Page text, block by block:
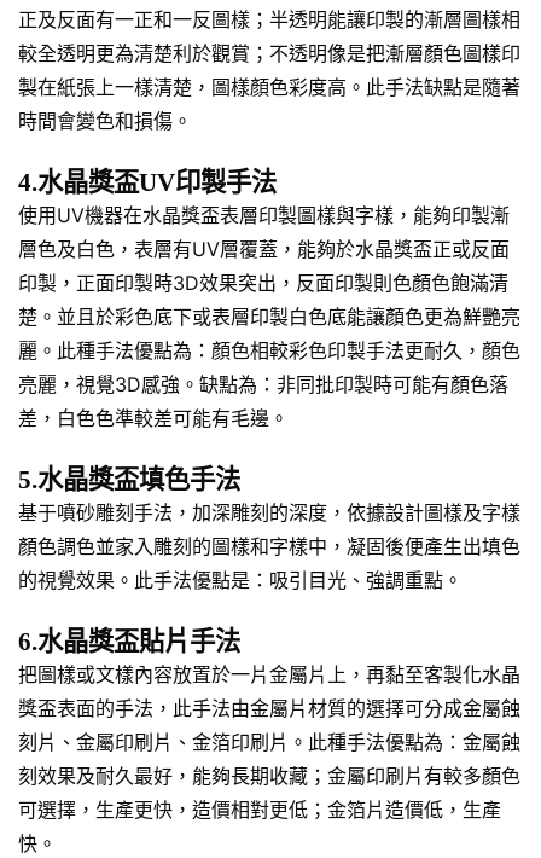
正及反面有一正和一反圖樣；半透明能讓印製的漸層圖樣相
較全透明更為清楚利於觀賞；不透明像是把漸層顏色圖樣印
製在紙張上一樣清楚，圖樣顏色彩度高。此手法缺點是隨著
時間會變色和損傷。
4.水晶獎盃UV印製手法
使用UV機器在水晶獎盃表層印製圖樣與字樣，能夠印製漸
層色及白色，表層有UV層覆蓋，能夠於水晶獎盃正或反面
印製，正面印製時3D效果突出，反面印製則色顏色飽滿清
楚。並且於彩色底下或表層印製白色底能讓顏色更為鮮艷亮
麗。此種手法優點為：顏色相較彩色印製手法更耐久，顏色
亮麗，視覺3D感強。缺點為：非同批印製時可能有顏色落
差，白色色準較差可能有毛邊。
5.水晶獎盃填色手法
基于噴砂雕刻手法，加深雕刻的深度，依據設計圖樣及字樣
顏色調色並家入雕刻的圖樣和字樣中，凝固後便產生出填色
的視覺效果。此手法優點是：吸引目光、強調重點。
6.水晶獎盃貼片手法
把圖樣或文樣內容放置於一片金屬片上，再黏至客製化水晶
獎盃表面的手法，此手法由金屬片材質的選擇可分成金屬蝕
刻片、金屬印刷片、金箔印刷片。此種手法優點為：金屬蝕
刻效果及耐久最好，能夠長期收藏；金屬印刷片有較多顏色
可選擇，生產更快，造價相對更低；金箔片造價低，生產
快。